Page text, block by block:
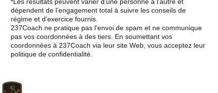
*Les résultats peuvent varier d’une personne à l’autre et
dépendent de l’engagement total à suivre les conseils de
régime et d’exercice fournis.
237Coach ne pratique pas l’envoi de spam et ne communique
pas vos coordonnées à des tiers. En soumettant vos
coordonnées à 237Coach via leur site Web, vous acceptez leur
politique de confidentialité.